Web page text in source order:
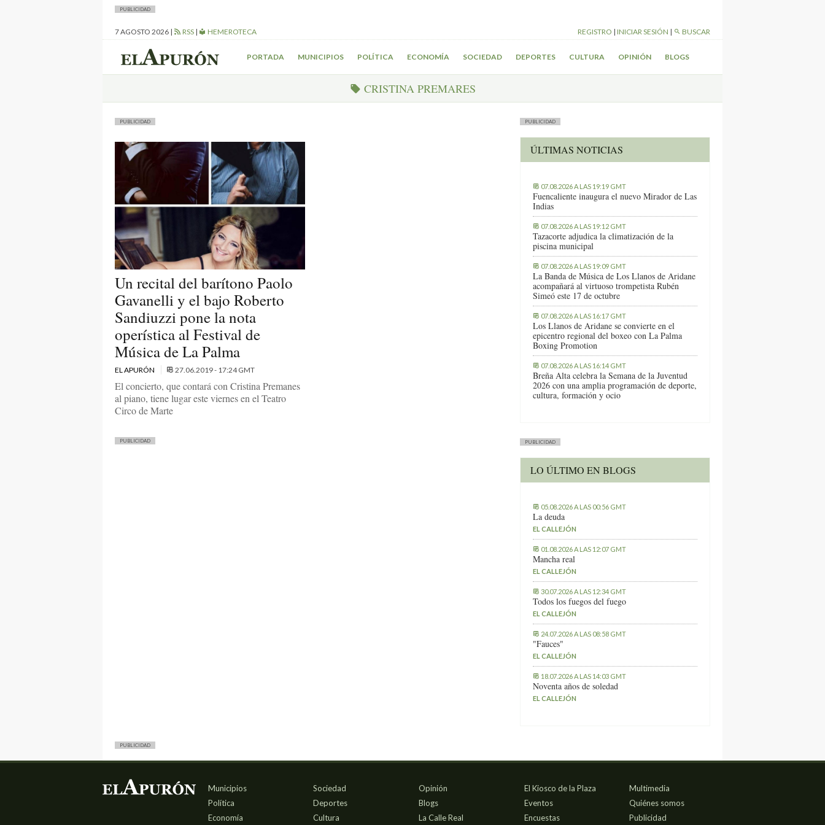
PUBLICIDAD
7 AGOSTO 2026 | RSS | HEMEROTECA REGISTRO | INICIAR SESIÓN | BUSCAR
PORTADA MUNICIPIOS POLÍTICA ECONOMÍA SOCIEDAD DEPORTES CULTURA OPINIÓN BLOGS
CRISTINA PREMARES
PUBLICIDAD
Un recital del barítono Paolo
Gavanelli y el bajo Roberto
Sandiuzzi pone la nota
operística al Festival de
Música de La Palma
EL APURÓN 27.06.2019 - 17:24 GMT
El concierto, que contará con Cristina Premanes
al piano, tiene lugar este viernes en el Teatro
Circo de Marte
PUBLICIDAD
PUBLICIDAD
ÚLTIMAS NOTICIAS
07.08.2026 A LAS 19:19 GMT
Fuencaliente inaugura el nuevo Mirador de Las
Indias
07.08.2026 A LAS 19:12 GMT
Tazacorte adjudica la climatización de la
piscina municipal
07.08.2026 A LAS 19:09 GMT
La Banda de Música de Los Llanos de Aridane
acompañará al virtuoso trompetista Rubén
Simeó este 17 de octubre
07.08.2026 A LAS 16:17 GMT
Los Llanos de Aridane se convierte en el
epicentro regional del boxeo con La Palma
Boxing Promotion
07.08.2026 A LAS 16:14 GMT
Breña Alta celebra la Semana de la Juventud
2026 con una amplia programación de deporte,
cultura, formación y ocio
PUBLICIDAD
LO ÚLTIMO EN BLOGS
05.08.2026 A LAS 00:56 GMT
La deuda
EL CALLEJÓN
01.08.2026 A LAS 12:07 GMT
Mancha real
EL CALLEJÓN
30.07.2026 A LAS 12:34 GMT
Todos los fuegos del fuego
EL CALLEJÓN
24.07.2026 A LAS 08:58 GMT
"Fauces"
EL CALLEJÓN
18.07.2026 A LAS 14:03 GMT
Noventa años de soledad
EL CALLEJÓN
PUBLICIDAD
Municipios
Política
Economía
Sociedad
Deportes
Cultura
Opinión
Blogs
La Calle Real
El Kiosco de la Plaza
Eventos
Encuestas
Multimedia
Quiénes somos
Publicidad